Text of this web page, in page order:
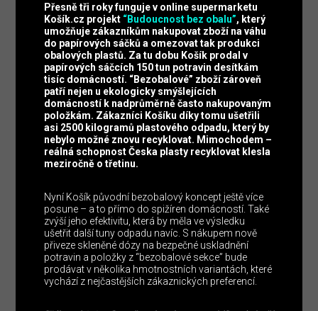
Přesně tři roky funguje v online supermarketu
Košík.cz projekt “Budoucnost bez obalu”, který
umožňuje zákazníkům nakupovat zboží na váhu
do papírových sáčků a omezovat tak produkci
obalových plastů. Za tu dobu Košík prodal v
papírových sáčcích 150 tun potravin desítkám
tisíc domácností. “Bezobalové” zboží zároveň
patří nejen u ekologicky smýšlejících
domácností k nadprůměrně často nakupovaným
položkám. Zákazníci Košíku díky tomu ušetřili
asi 2500 kilogramů plastového odpadu, který by
nebylo možné znovu recyklovat. Mimochodem –
reálná schopnost Česka plasty recyklovat klesla
meziročně o třetinu.
Nyní Košík původní bezobalový koncept ještě více
posune – a to přímo do spižíren domácností. Také
zvýší jeho efektivitu, která by měla ve výsledku
ušetřit další tuny odpadu navíc. S nákupem nově
přiveze skleněné dózy na bezpečné uskladnění
potravin a položky z “bezobalové sekce” bude
prodávat v několika hmotnostních variantách, které
vychází z nejčastějších zákaznických preferencí.